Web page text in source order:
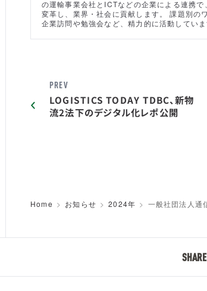
の運輸事業会社とICTなどの企業による連携
変革し、業界・社会に貢献します。 課題別の
企業訪問や勉強会など、精力的に活動していま
PREV
LOGISTICS TODAY TDBC、新物
流2法下のデジタル化レポ公開
Home お知らせ 2024年 一般社団法人通